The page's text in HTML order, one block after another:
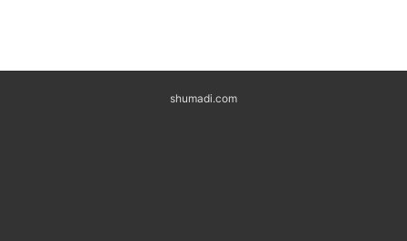
shumadi.com